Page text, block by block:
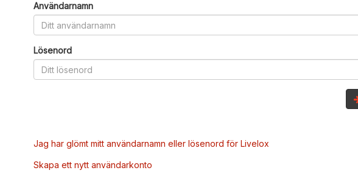
Användarnamn
Lösenord
Jag har glömt mitt användarnamn eller lösenord för Livelox
Skapa ett nytt användarkonto